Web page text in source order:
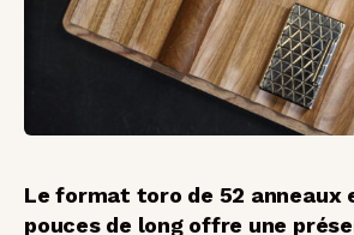
Le format toro de 52 anneaux
pouces de long offre une